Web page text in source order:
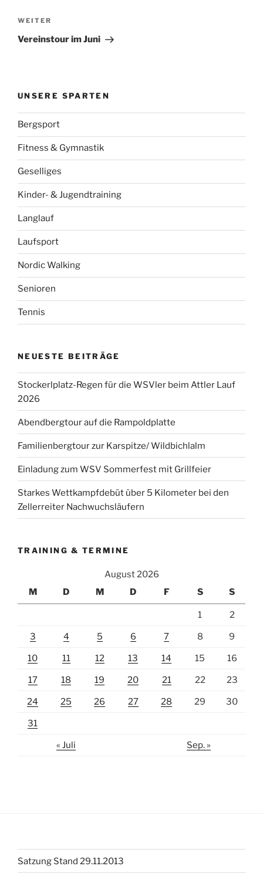
Nächster
Beitrag
WEITER
Vereinstour im Juni
UNSERE SPARTEN
Bergsport
Fitness & Gymnastik
Geselliges
Kinder- & Jugendtraining
Langlauf
Laufsport
Nordic Walking
Senioren
Tennis
NEUESTE BEITRÄGE
Stockerlplatz-Regen für die WSVler beim Attler Lauf
2026
Abendbergtour auf die Rampoldplatte
Familienbergtour zur Karspitze/ Wildbichlalm
Einladung zum WSV Sommerfest mit Grillfeier
Starkes Wettkampfdebüt über 5 Kilometer bei den
Zellerreiter Nachwuchsläufern
TRAINING & TERMINE
August 2026
M
D M D F S S
1 2
3 4 5 6 7 8 9
10 11 12 13 14 15 16
17 18 19 20 21 22 23
24 25 26 27 28 29 30
31
« Juli Sep. »
Satzung Stand 29.11.2013